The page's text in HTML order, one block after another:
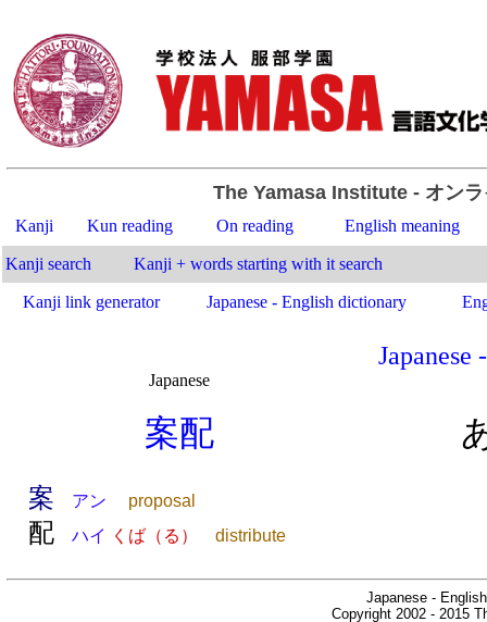
The Yamasa Institute- オンラ
Kanji Kun reading On reading English meaning
Kanji search Kanji + words starting with it search
Kanji link generator Japanese - English dictionary
Japanese
案配
案 アン proposal
配 ハイ くば（る） distribute
Japanese -
Copyright 2002 - 2015